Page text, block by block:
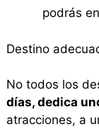
podrás
Destino
No todos los
días, dedica
atracciones, a